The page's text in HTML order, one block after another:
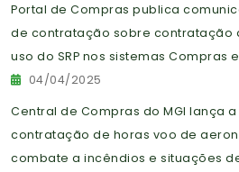
Portal de Compras publica
de contratação sobre contratação
uso do SRP nos sistemas Compras
04/04/2025
Central de Compras do MGI lança a
contratação de horas voo de
combate a incêndios e situações